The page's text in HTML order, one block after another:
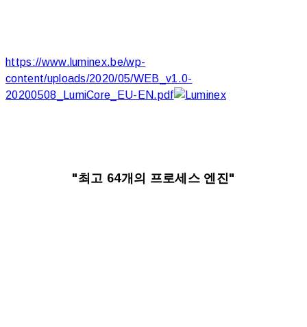
https://www.luminex.be/wp-
content/uploads/2020/05/WEB_v1.0-
20200508_LumiCore_EU-EN.pdf
"최고 64개의 프로세스 엔진"